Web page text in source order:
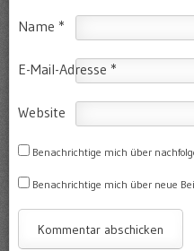
Name *
E-Mail-Adresse *
Website
Benachrichtige mich über
Benachrichtige mich über neue